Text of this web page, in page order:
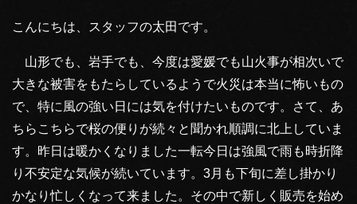
こんにちは、スタッフの太田です。
山形でも、岩手でも、今度は愛媛でも山火事が相次いで
大きな被害をもたらしているようで火災は本当に怖いもの
で、特に風の強い日には気を付けたいものです。さて、あ
ちらこちらで桜の便りが続々と聞かれ順調に北上していま
す。昨日は暖かくなりました一転今日は強風で雨も時折降
り不安定な気候が続いています。3月も下旬に差し掛かり
かなり忙しくなって来ました。その中で新しく販売を始め